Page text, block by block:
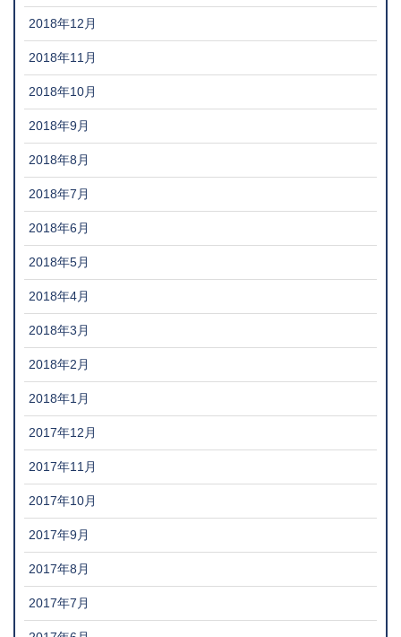
2018年12月
2018年11月
2018年10月
2018年9月
2018年8月
2018年7月
2018年6月
2018年5月
2018年4月
2018年3月
2018年2月
2018年1月
2017年12月
2017年11月
2017年10月
2017年9月
2017年8月
2017年7月